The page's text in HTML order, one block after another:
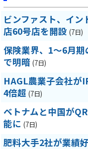
ビンファスト、イ
店60号店を開設 (7日)
保険業界、1～6月
で明暗 (7日)
HAGL農業子会社が
4倍超 (7日)
ベトナムと中国が
能に (7日)
肥料大手2社が業績